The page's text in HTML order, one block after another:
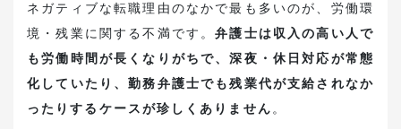
ネガティブな転職理由のなかで最も多いのが、労働環
境・残業に関する不満です。弁護士は収入の高い人で
も労働時間が長くなりがちで、深夜・休日対応が常態
化していたり、勤務弁護士でも残業代が支給されなか
ったりするケースが珍しくありません 。